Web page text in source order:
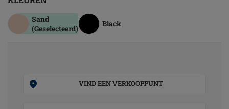
Sand
(Geselecteerd)
Black
VIND EEN VERKOOPPUNT